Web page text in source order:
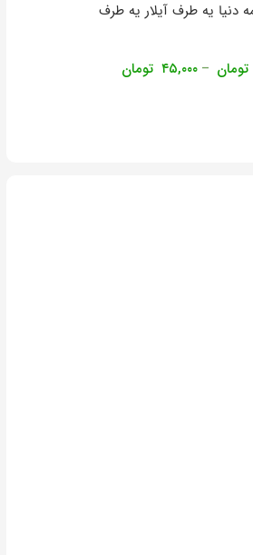
دنیا یه طرف آیلار یه طرف
تومان – ۴۵,۰۰۰ تومان